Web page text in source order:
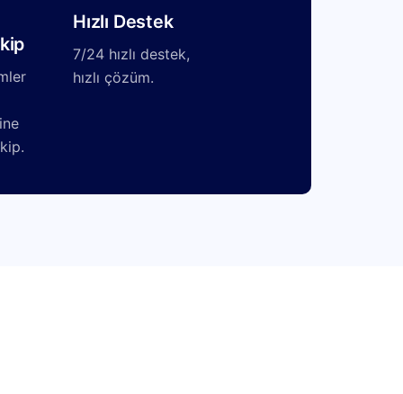
Hızlı Destek
7/24 hızlı destek,
hızlı çözüm.